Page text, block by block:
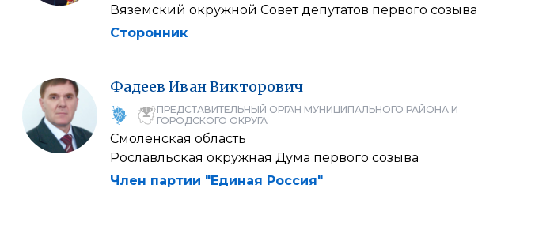
Вяземский окружной Совет депутатов первого созыва
Сторонник
Фадеев ИванВикторович
ПРЕДСТАВИТЕЛЬНЫЙ ОРГАН МУНИЦИПАЛЬНОГО РАЙОНА И
ГОРОДСКОГО ОКРУГА
Смоленская область
Рославльская окружная Дума первого созыва
Член партии "Единая Россия"